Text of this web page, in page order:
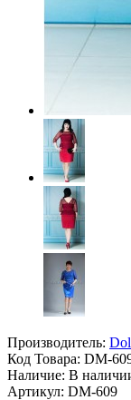
Производитель:
Код Товара: DM-
Наличие: В
Артикул: DM-609